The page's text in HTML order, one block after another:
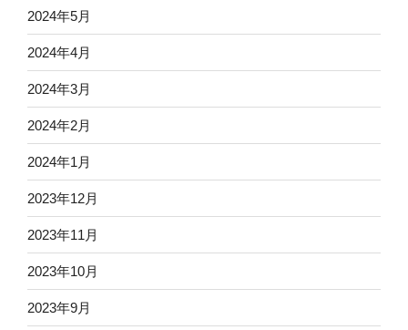
2024年5月
2024年4月
2024年3月
2024年2月
2024年1月
2023年12月
2023年11月
2023年10月
2023年9月